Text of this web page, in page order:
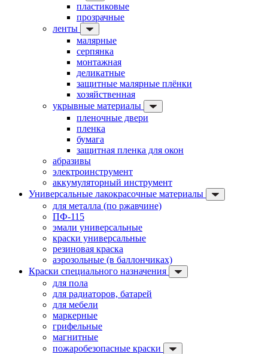
пластиковые
прозрачные
ленты
малярные
серпянка
монтажная
деликатные
защитные малярные плёнки
хозяйственная
укрывные материалы
пленочные двери
пленка
бумага
защитная пленка для окон
абразивы
электроинструмент
аккумуляторный инструмент
Универсальные лакокрасочные материалы
для металла (по ржавчине)
ПФ-115
эмали универсальные
краски универсальные
резиновая краска
аэрозольные (в баллончиках)
Краски специального назначения
для пола
для радиаторов, батарей
для мебели
маркерные
грифельные
магнитные
пожаробезопасные краски